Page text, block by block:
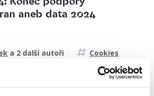
aneb data 2024
a 2 další autoři Cookies